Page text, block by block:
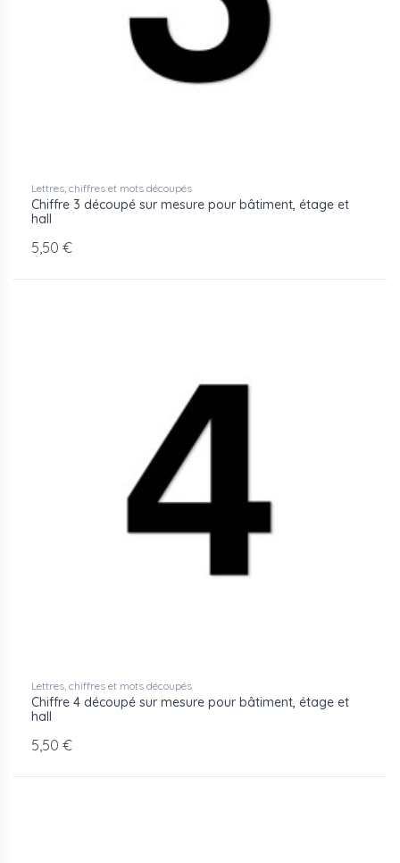
Lettres, chiffres et mots découpés
Chiffre 3 découpé sur mesure pour bâtiment, étage et
hall
5,50 €
Lettres, chiffres et mots découpés
Chiffre 4 découpé sur mesure pour bâtiment, étage et
hall
5,50 €